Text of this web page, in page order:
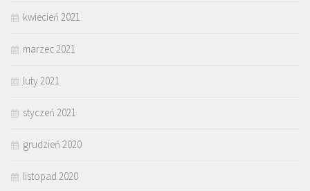
kwiecień 2021
marzec 2021
luty 2021
styczeń 2021
grudzień 2020
listopad 2020